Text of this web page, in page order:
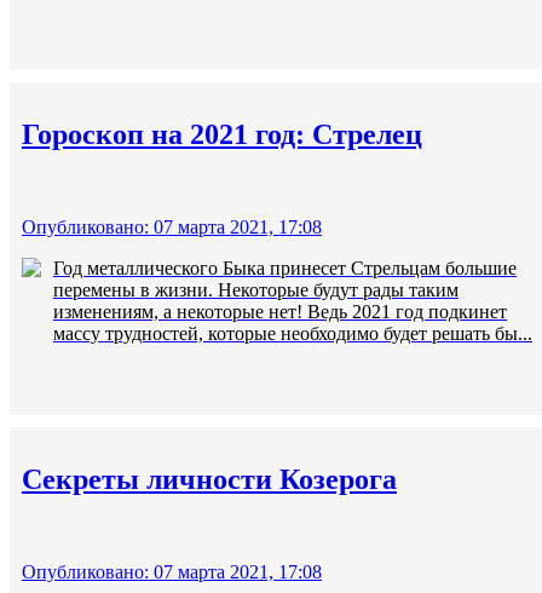
Гороскоп на 2021 год: Стрелец
Опубликовано: 07 марта 2021, 17:08
Год металлического Быка принесет Стрельцам большие
перемены в жизни. Некоторые будут рады таким
изменениям, а некоторые нет! Ведь 2021 год подкинет
массу трудностей, которые необходимо будет решать бы...
Секреты личности Козерога
Опубликовано: 07 марта 2021, 17:08